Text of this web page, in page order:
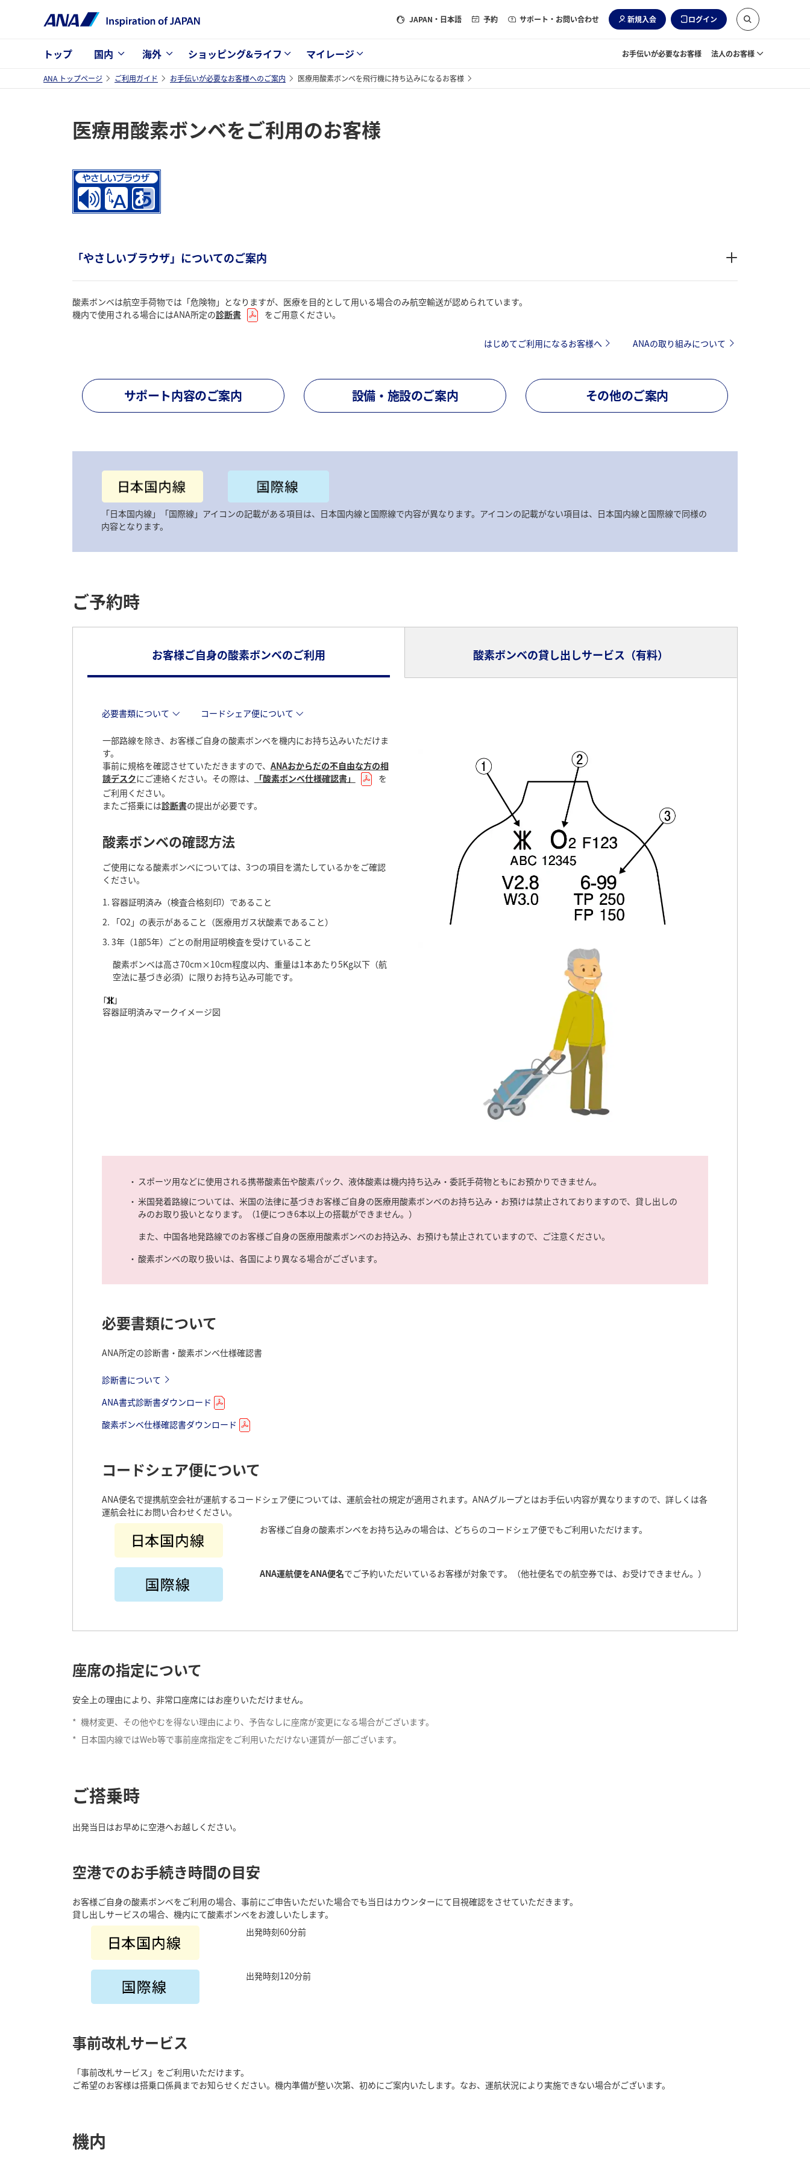
JAPAN ・日本語 予約 サポート・お問い合わせ 新規入会 ログイン
トップ 国内 海外 ショッピング&ライフ マイレージ お手伝いが必要なお客様 法人のお客様
ANA トップページ ご利用ガイド お手伝いが必要なお客様へのご案内 医療用酸素ボンベを飛行機に持ち込みになるお客様
医療用酸素ボンベをご利用のお客様
「やさしいブラウザ」についてのご案内
酸素ボンベは航空手荷物では「危険物」となりますが、医療を目的として用いる場合のみ航空輸送が認められています。
機内で使用される場合にはANA所定の診断書 をご用意ください。
はじめてご利用になるお客様へ ANAの取り組みについて
サポート内容のご案内 設備・施設のご案内 その他のご案内
「日本国内線」「国際線」アイコンの記載がある項目は、日本国内線と国際線で内容が異なります。アイコンの記載がない項目は、日本国内線と国際線で同様の
内容となります。
ご予約時
お客様ご自身の酸素ボンベのご利用 酸素ボンベの貸し出しサービス（有料）
必要書類について コードシェア便について
一部路線を除き、お客様ご自身の酸素ボンベを機内にお持ち込みいただけま
す。
事前に規格を確認させていただきますので、 ANAおからだの不自由な方の相
談デスクにご連絡ください。その際は、 「酸素ボンベ仕様確認書」
を
ご利用ください。
またご搭乗には診断書の提出が必要です。
酸素ボンベの確認方法
ご使用になる酸素ボンベについては、3つの項目を満たしているかをご確認
ください。
容器証明済み（検査合格刻印）であること
「O2」の表示があること（医療用ガス状酸素であること）
3年（1部5年）ごとの耐用証明検査を受けていること
酸素ボンベは高さ70cm×10cm程度以内、重量は1本あたり5Kg以下（航
空法に基づき必須）に限りお持ち込み可能です。
容器証明済みマークイメージ図
スポーツ用などに使用される携帯酸素缶や酸素パック、液体酸素は機内持ち込み・委託手荷物ともにお預かりできません。
米国発着路線については、米国の法律に基づきお客様ご自身の医療用酸素ボンベのお持ち込み・お預けは禁止されておりますので、貸し出しの
みのお取り扱いとなります。（1便につき6本以上の搭載ができません。）
また、中国各地発路線でのお客様ご自身の医療用酸素ボンベのお持込み、お預けも禁止されていますので、ご注意ください。
酸素ボンベの取り扱いは、各国により異なる場合がございます。
必要書類について
ANA所定の診断書・酸素ボンベ仕様確認書
診断書について
ANA書式診断書ダウンロード
酸素ボンベ仕様確認書ダウンロード
コードシェア便について
ANA便名で提携航空会社が運航するコードシェア便については、運航会社の規定が適用されます。ANAグループとはお手伝い内容が異なりますので、詳しくは各
運航会社にお問い合わせください。
お客様ご自身の酸素ボンベをお持ち込みの場合は、どちらのコードシェア便でもご利用いただけます。
ANA運航便をANA便名でご予約いただいているお客様が対象です。（他社便名での航空券では、お受けできません。）
お、呼吸同調器は装備しておりません。
貸し出しは機内のみです。空港内で酸素ボンベをご使用になる場合は、お客
様ご自身で手配をお願いいたします。
お申し込みは、事前に「酸素ボンベの使用方法 」をお読みの上、ANA
申し込み：出発の48時間前まで
料金：貸出本数に関係なく一区間3,000円
容量：400リットル/本
ANA所定の診断書
座席の指定について
安全上の理由により、非常口座席にはお座りいただけません。
* 機材変更、その他やむを得ない理由により、予告なしに座席が変更になる場合がございます。
* 日本国内線ではWeb等で事前座席指定をご利用いただけない運賃が一部ございます。
ご搭乗時
出発当日はお早めに空港へお越しください。
空港でのお手続き時間の目安
お客様ご自身の酸素ボンベをご利用の場合、事前にご申告いただいた場合でも当日はカウンターにて目視確認をさせていただきます。
貸し出しサービスの場合、機内にて酸素ボンベをお渡しいたします。
出発時刻60分前
出発時刻120分前
事前改札サービス
「事前改札サービス」をご利用いただけます。
ご希望のお客様は搭乗口係員までお知らせください。機内準備が整い次第、初めにご案内いたします。なお、運航状況により実施できない場合がございます。
機内